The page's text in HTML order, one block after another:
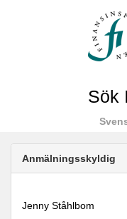
Sök
Anmälningsskyldig
Jenny Ståhlbom